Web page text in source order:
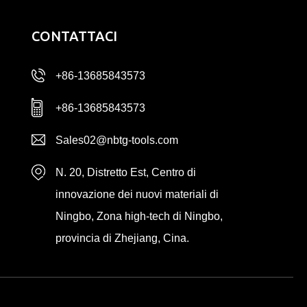
CONTATTACI
+86-13685843573
+86-13685843573
Sales02@nbtg-tools.com
N. 20, Distretto Est, Centro di
innovazione dei nuovi materiali di
Ningbo, Zona high-tech di Ningbo,
provincia di Zhejiang, Cina.